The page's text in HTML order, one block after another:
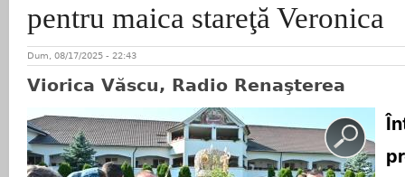
pentru maica stareţă Veronica
Dum, 08/17/2025 - 22:43
Viorica Văscu, Radio Renaşterea